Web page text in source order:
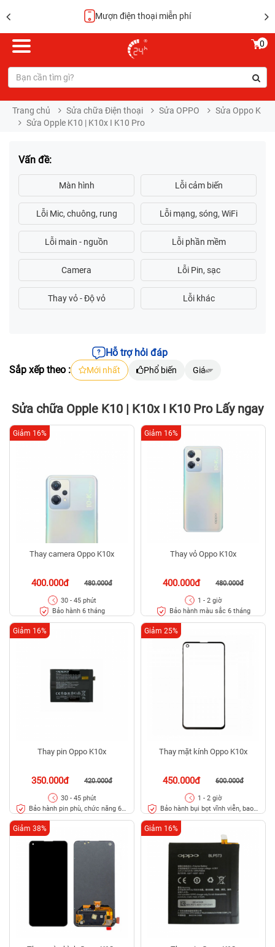
Mượn điện thoại miễn phí
0
Trang chủ Sửa chữa Điện thoại Sửa OPPO
Sửa Oppo K
Sửa Opple K10 | K10x I K10 Pro
Vấn đề:
Hỗ trợ hỏi đáp
Sắp xếp theo :
Mới nhất Phổ biến Giá
Sửa chữa Opple K10 | K10x I K10 Pro Lấy ngay
Thay camera Oppo K10x
400.000đ 480.000đ
Giảm 16%
30 - 45 phút
Bảo hành 6 tháng
Thay vỏ Oppo K10x
400.000đ 480.000đ
Giảm 16%
1 - 2 giờ
Bảo hành màu sắc 6 tháng
Thay pin Oppo K10x
350.000đ 420.000đ
Giảm 16%
30 - 45 phút
Bảo hành pin phù, chức năng 6
Thay mặt kính Oppo K10x
450.000đ 600.000đ
Giảm 25%
1 - 2 giờ
Bảo hành bụi bọt vĩnh viễn, bao
Giảm 38% Giảm 16%